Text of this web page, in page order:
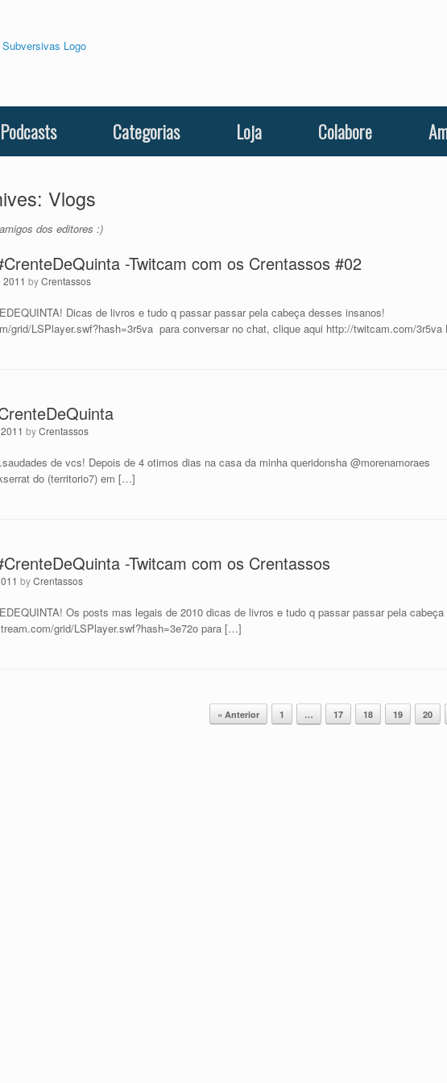
Podcasts Categorias Loja Colabore
Vlogs
dos editores :)
-Twitcam com os Crentassos #02
2011 byCrentassos
Dicas de livros e tudo q passar passar pela cabeça desses insanos!
grid/LSPlayer.swf?hash=3r5va para conversar no chat, clique aqui http://twitcam.com/
byCrentassos
de vcs! Depois de 4 otimos dias na casa da minha queridonsha @morenamoraes
do (territorio7) em […]
-Twitcam com os Crentassos
byCrentassos
Os posts mas legais de 2010 dicas de livros e tudo q passar passar pela cabeça
grid/LSPlayer.swf?hash=3e72o para […]
« Anterior 1 … 17 18 19 20